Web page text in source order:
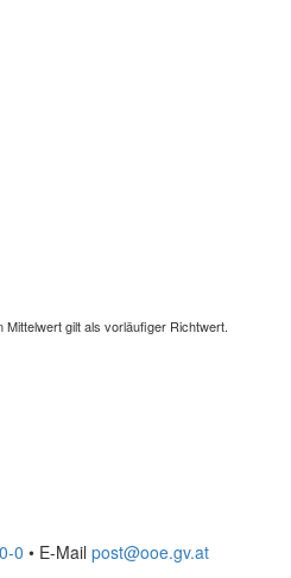
gilt als vorläufiger Richtwert.
0 • E-Mail post@ooe.gv.at